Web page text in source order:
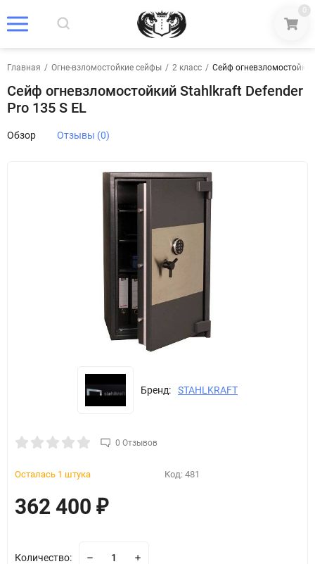
0
Главная / Огне-взломостойкие сейфы / 2 класс / Сейф
Сейф огневзломостойкий Stahlkraft Defender
Pro 135 S EL
Обзор Отзывы (0)
Бренд: STAHLKRAFT
0 Отзывов
Осталась 1 штука Код: 481
362 400 ₽
Количество: